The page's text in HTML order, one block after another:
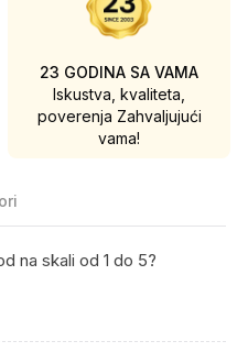
23 GODINA SA VAMA
Iskustva, kvaliteta,
poverenja Zahvaljujući
vama!
na skali od 1 do 5?